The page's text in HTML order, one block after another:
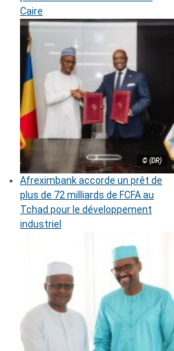
Caire
© (DR)
Afreximbank accorde un prêt de
plus de 72 milliards de FCFA au
Tchad pour le développement
industriel